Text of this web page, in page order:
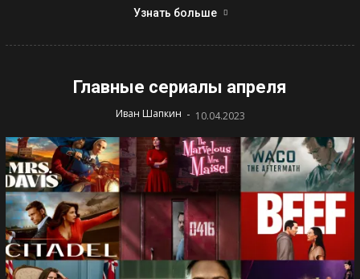
Узнать больше
Главные сериалы апреля
Иван Шапкин - 10.04.2023